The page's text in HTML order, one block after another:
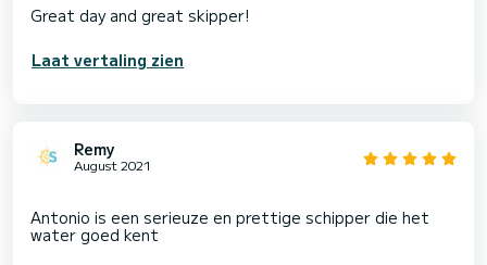
Great day and great skipper!
Laat vertaling zien
Remy
August 2021
Antonio is een serieuze en prettige schipper die het